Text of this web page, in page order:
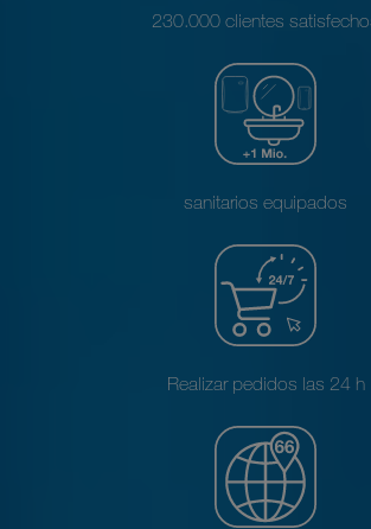
230.000 clientes
sanitarios equipados
Realizar pedidos las 24 h